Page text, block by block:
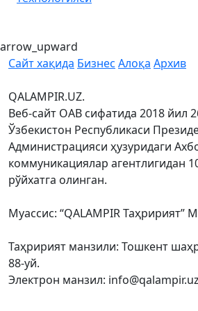
arrow_upward
Сайт хақида Бизнес Алоқа Архив
QALAMPIR.UZ.
Веб-сайт ОАВ сифатида 2018 йил
Ўзбекистон Республикаси
Администрацияси ҳузуридаги
коммуникациялар агентлигидан
рўйхатга олинган.
Муассис: “QALAMPIR Таҳририят”
Таҳририят манзили: Тошкент
88-уй.
Электрон манзил: info@qalampir.uz